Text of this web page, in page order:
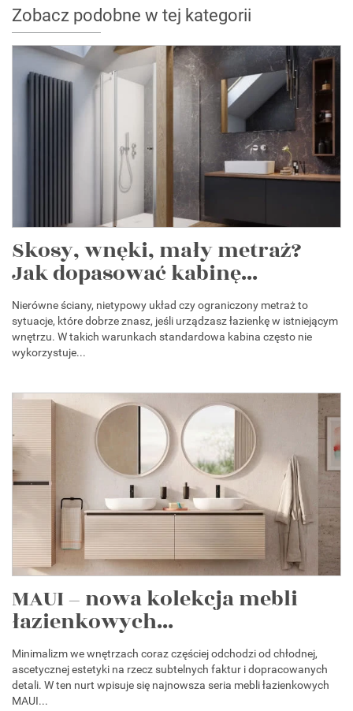
Zobacz podobne w tej kategorii
Skosy, wnęki, mały metraż?
Jak dopasować kabinę...
Nierówne ściany, nietypowy układ czy ograniczony metraż to
sytuacje, które dobrze znasz, jeśli urządzasz łazienkę w istniejącym
wnętrzu. W takich warunkach standardowa kabina często nie
wykorzystuje...
MAUI – nowa kolekcja mebli
łazienkowych...
Minimalizm we wnętrzach coraz częściej odchodzi od chłodnej,
ascetycznej estetyki na rzecz subtelnych faktur i dopracowanych
detali. W ten nurt wpisuje się najnowsza seria mebli łazienkowych
MAUI...